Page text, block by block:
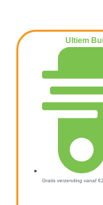
Ultiem
Gratis verzending vanaf